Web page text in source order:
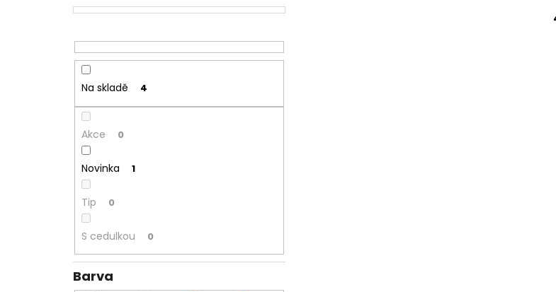
Na skladě 4
Akce 0
Novinka 1
Tip 0
S cedulkou 0
Barva